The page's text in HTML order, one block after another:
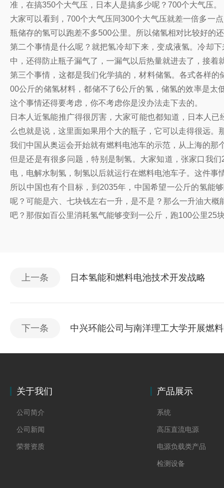
准，在搞350个大气压，日本人是搞多少呢？700个大气压。
大家可以看到，700个大气压同300个大气压就差一倍多一
瓶储存的氢可以跑差不多500公里。所以储氢相对比较好的
第二个事情是什么呢？就把氢冷却下来，变成液氢。冷却
中，还得防止瓶子漏气了，一漏气以后热量就进去了，接着
第三个事情，这都是我们化学搞的，材料储氢。各式各样
00公斤的储氢材料，都储不了6公斤的氢，储氢的效率是
这个事情还得要考虑，你不考虑你是没办法走下去的。
日本人近氢能推广得很厉害，大家可能也都知道，日本人
么也就是说，这里面如果用个大的瓶子，它可以走得很远
我们中国从奥运会开始就有燃料电池车的示范，从上海的那
但是还是有很多问题，特别是制氢。大家知道，张家口我
电，电解水制氢，制氢以后就运行在燃料电池车子。这件
所以中国也有个目标，到2035年，中国希望一公斤的氢能
呢？可能是六、七块钱左右一升，是不是？那么一升油大
吧？那假如百公里消耗氢气能够变到一公斤，跑100公里25
上一条 日本氢能和燃料电池技术开发战略
下一条 中兴环能公司与南洋理工大学开展燃
关于我们
公司简介
公司新闻
荣誉资质
产品展示
系统
高压直流电源
电源负载类产品
检测设备